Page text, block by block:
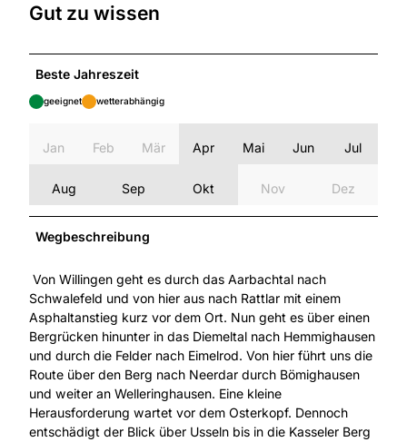
Gut zu wissen
Beste Jahreszeit
geeignet wetterabhängig
Jan Feb Mär Apr Mai Jun Jul
Aug Sep Okt Nov Dez
Wegbeschreibung
Von Willingen geht es durch das Aarbachtal nach
Schwalefeld und von hier aus nach Rattlar mit einem
Asphaltanstieg kurz vor dem Ort. Nun geht es über einen
Bergrücken hinunter in das Diemeltal nach Hemmighausen
und durch die Felder nach Eimelrod. Von hier führt uns die
Route über den Berg nach Neerdar durch Bömighausen
und weiter an Welleringhausen. Eine kleine
Herausforderung wartet vor dem Osterkopf. Dennoch
entschädigt der Blick über Usseln bis in die Kasseler Berg